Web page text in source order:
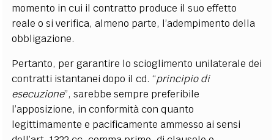
momento in cui il contratto produce il suo effetto
reale o si verifica, almeno parte, l’adempimento della
obbligazione.
Pertanto, per garantire lo scioglimento unilaterale dei
contratti istantanei dopo il cd. “principio di
esecuzione”, sarebbe sempre preferibile
l’apposizione, in conformità con quanto
legittimamente e pacificamente ammesso ai sensi